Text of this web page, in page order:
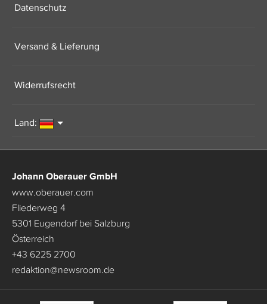
Datenschutz
Versand & Lieferung
Widerrufsrecht
Land:
Johann Oberauer GmbH
www.oberauer.com
Fliederweg 4
5301 Eugendorf bei Salzburg
Österreich
+43 6225 2700
redaktion@newsroom.de